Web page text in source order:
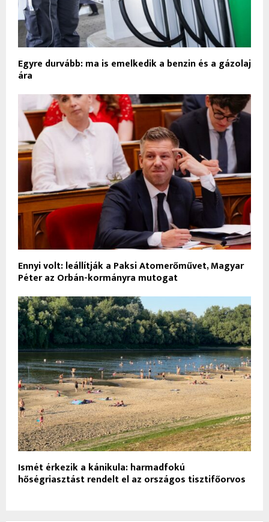
Egyre durvább: ma is emelkedik a benzin és a gázolaj
ára
Ennyi volt: leállítják a Paksi Atomerőművet, Magyar
Péter az Orbán-kormányra mutogat
Ismét érkezik a kánikula: harmadfokú
hőségriasztást rendelt el az országos tisztifőorvos